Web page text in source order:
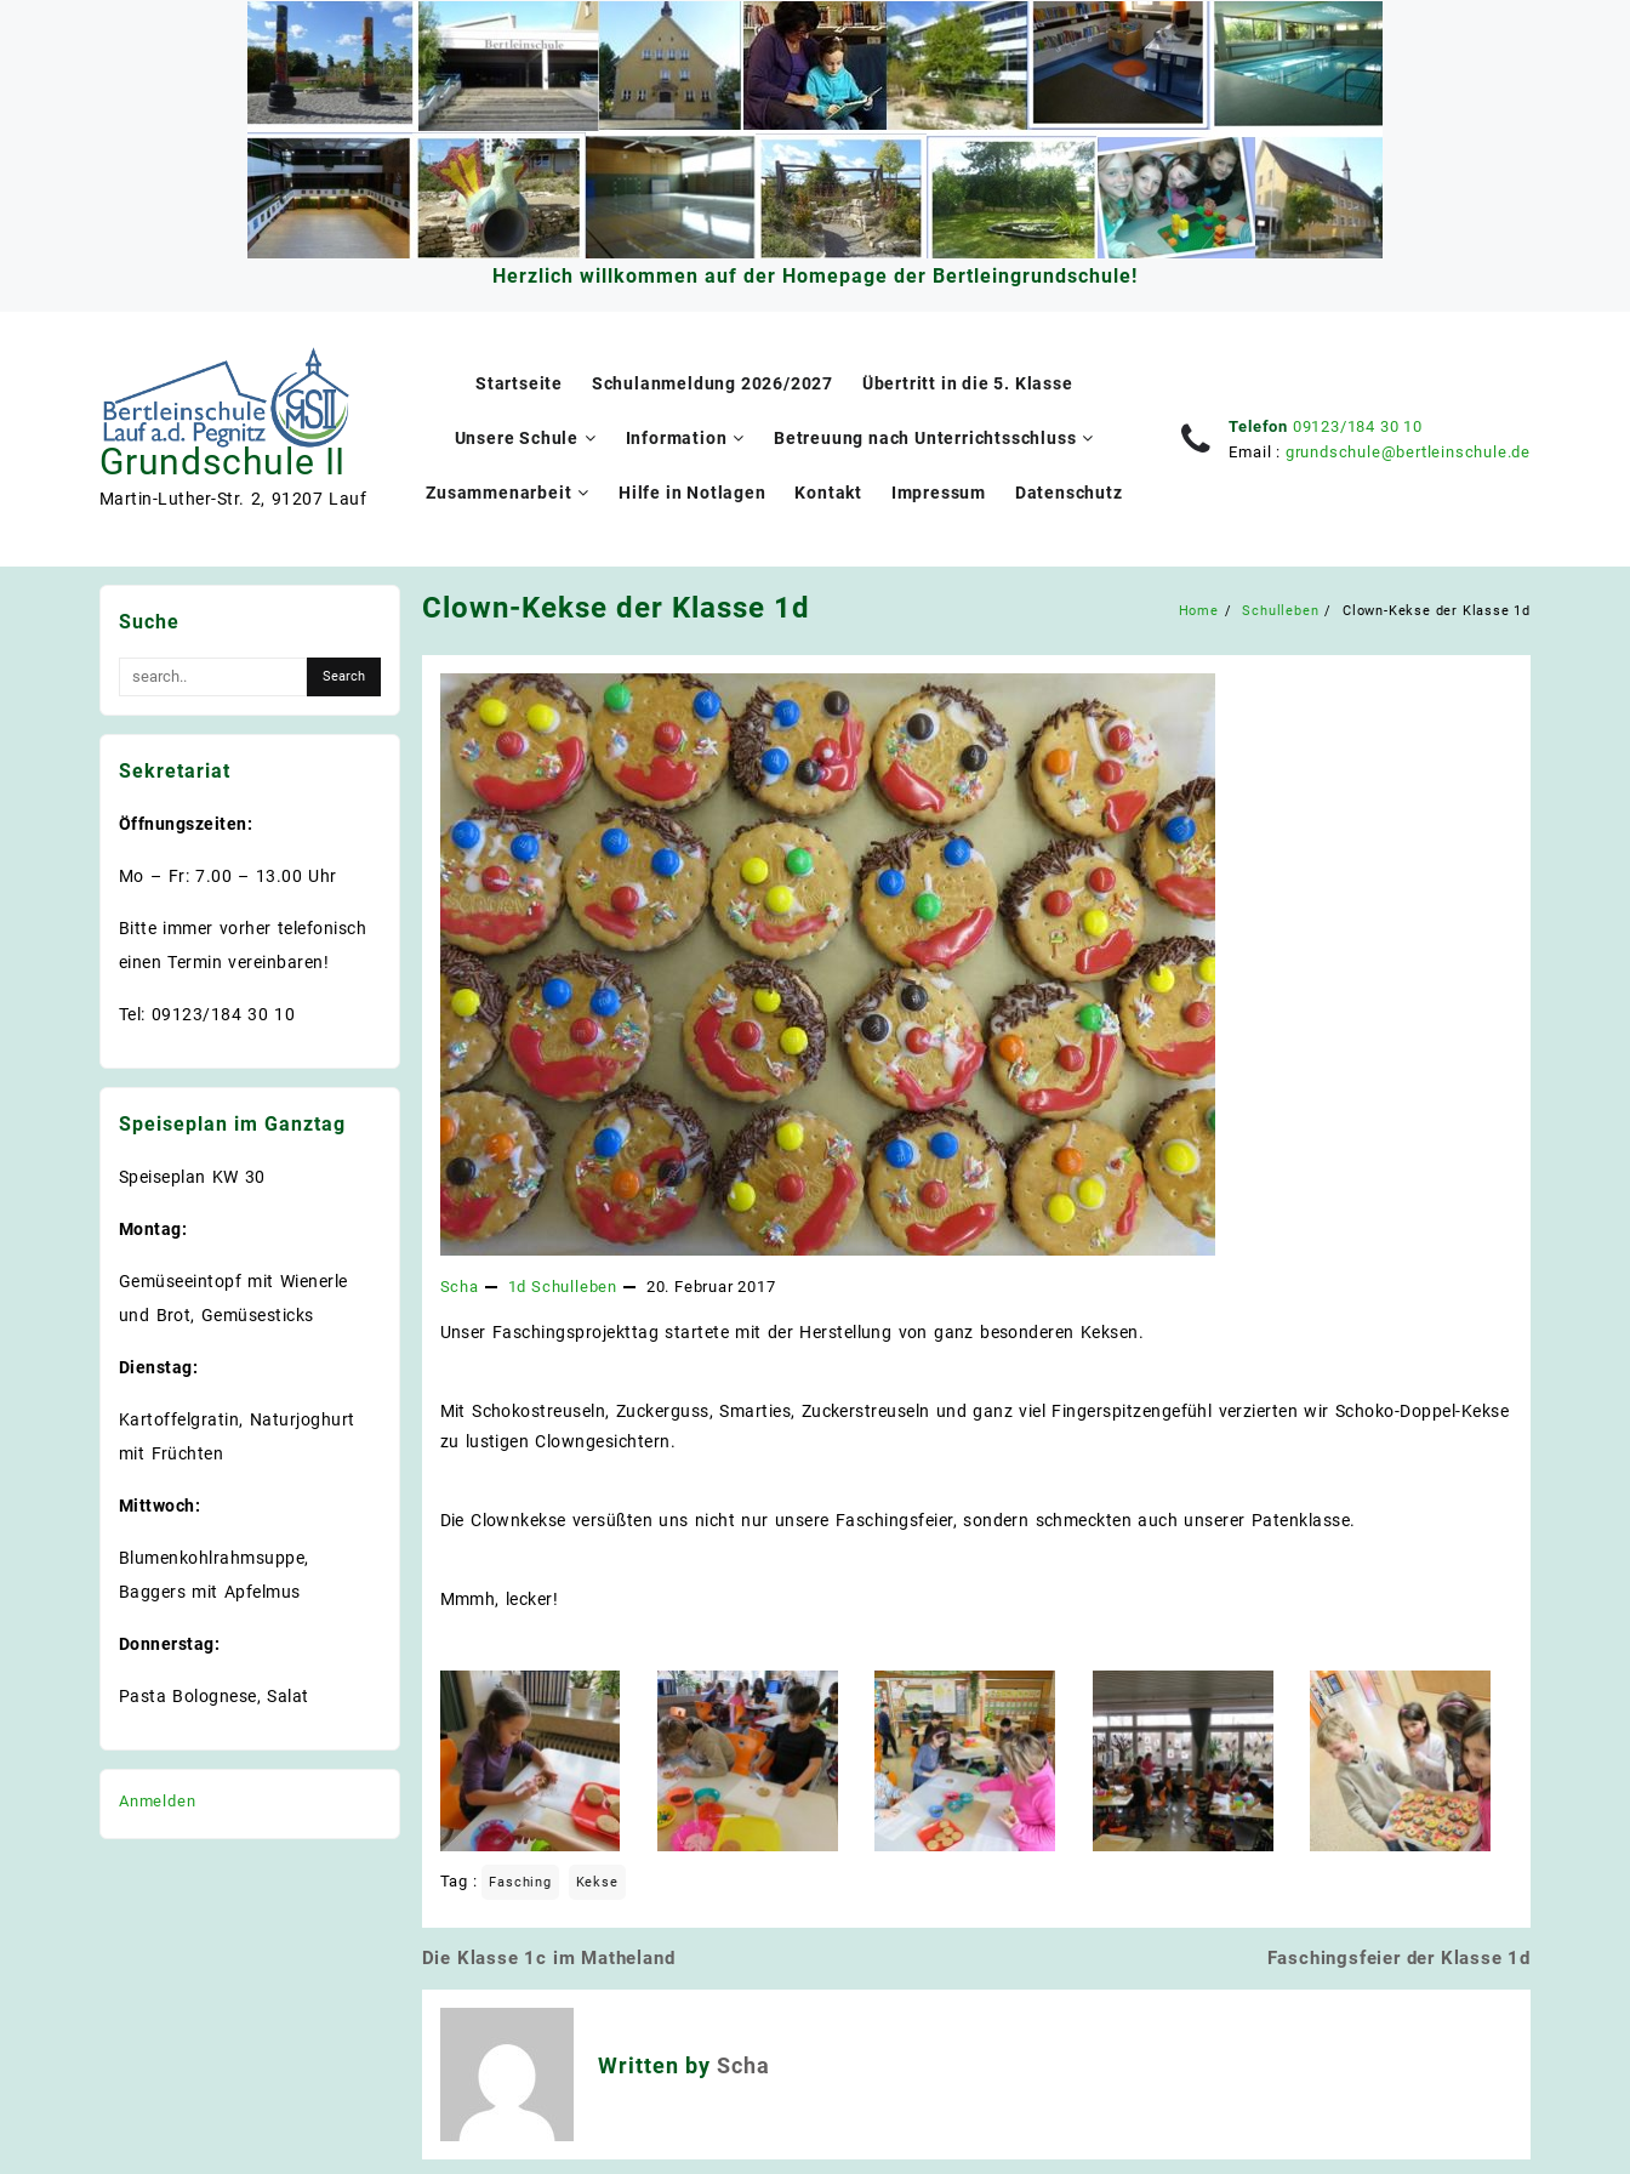
Herzlich willkommen auf der Homepage der Bertleingrundschule!
Grundschule II
Martin-Luther-Str. 2, 91207 Lauf
Startseite Schulanmeldung 2026/2027 Übertritt in die 5. Klasse
Unsere Schule Information Betreuung nach Unterrichtsschluss
Zusammenarbeit Hilfe in Notlagen Kontakt Impressum Datenschutz
Telefon 09123/184 30 10
Email : grundschule@bertleinschule.de
Clown-Kekse der Klasse 1d Home Schulleben Clown-Kekse der Klasse 1d
Scha 1d Schulleben 20. Februar 2017
Unser Faschingsprojekttag startete mit der Herstellung von ganz besonderen Keksen.
Mit Schokostreuseln, Zuckerguss, Smarties, Zuckerstreuseln und ganz viel Fingerspitzengefühl verzierten wir Schoko-Doppel-Kekse
zu lustigen Clowngesichtern.
Die Clownkekse versüßten uns nicht nur unsere Faschingsfeier, sondern schmeckten auch unserer Patenklasse.
Mmmh, lecker!
Tag : Fasching Kekse
Beitragsnavigation
Die Klasse 1c im Matheland Faschingsfeier der Klasse 1d
Written by Scha
Suche
Sekretariat
Öffnungszeiten:
Mo – Fr: 7.00 – 13.00 Uhr
Bitte immer vorher telefonisch
einen Termin vereinbaren!
Tel: 09123/184 30 10
Speiseplan im Ganztag
Speiseplan KW 30
Montag:
Gemüseeintopf mit Wienerle
und Brot, Gemüsesticks
Dienstag:
Kartoffelgratin, Naturjoghurt
mit Früchten
Mittwoch:
Blumenkohlrahmsuppe,
Baggers mit Apfelmus
Donnerstag:
Pasta Bolognese, Salat
Anmelden